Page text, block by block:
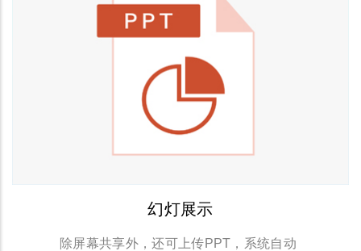
幻灯展示
除屏幕共享外，还可上传PPT，系统自动